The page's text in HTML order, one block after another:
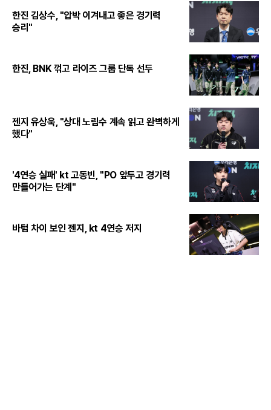
한진 김상수, "압박 이겨내고 좋은 경기력
승리"
한진, BNK 꺾고 라이즈 그룹 단독 선두
젠지 유상욱, "상대 노림수 계속 읽고 완벽하게
했다"
'4연승 실패' kt 고동빈, "PO 앞두고 경기력
만들어가는 단계"
바텀 차이 보인 젠지, kt 4연승 저지